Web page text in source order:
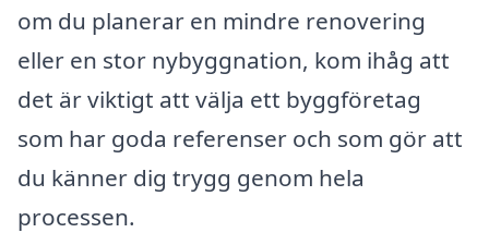
om du planerar en mindre renovering
eller en stor nybyggnation, kom ihåg att
det är viktigt att välja ett byggföretag
som har goda referenser och som gör att
du känner dig trygg genom hela
processen.